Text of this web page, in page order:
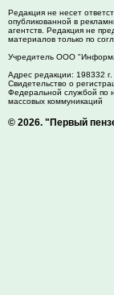
Редакция не несет
опубликованной в
агентств. Редакция не
материалов только по
Учредитель ООО
Адрес редакции: 198332
Свидетельство о
Федеральной службой по
массовых коммуникаций
© 2026. "Первый